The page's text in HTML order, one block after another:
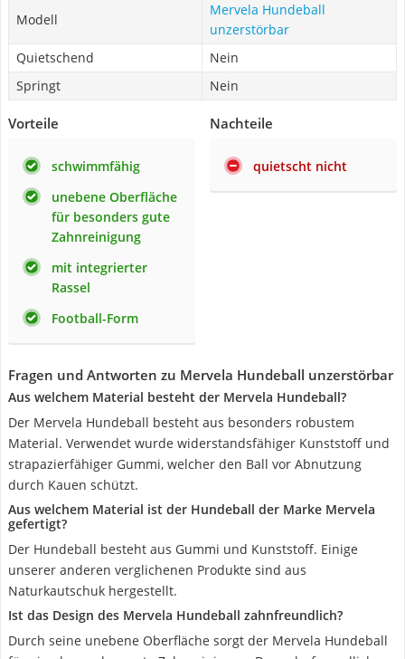
Modell
Mervela Hundeball
unzerstörbar
Quietschend
Nein
Springt
Nein
Vorteile
schwimmfähig
unebene Oberfläche
für besonders gute
Zahnreinigung
mit integrierter
Rassel
Football-Form
Nachteile
quietscht nicht
Fragen und Antworten zu Mervela Hundeball unzerstörbar
Aus welchem Material besteht der Mervela Hundeball?
Der Mervela Hundeball besteht aus besonders robustem
Material. Verwendet wurde widerstandsfähiger Kunststoff und
strapazierfähiger Gummi, welcher den Ball vor Abnutzung
durch Kauen schützt.
Aus welchem Material ist der Hundeball der Marke Mervela
gefertigt?
Der Hundeball besteht aus Gummi und Kunststoff. Einige
unserer anderen verglichenen Produkte sind aus
Naturkautschuk hergestellt.
Ist das Design des Mervela Hundeball zahnfreundlich?
Durch seine unebene Oberfläche sorgt der Mervela Hundeball